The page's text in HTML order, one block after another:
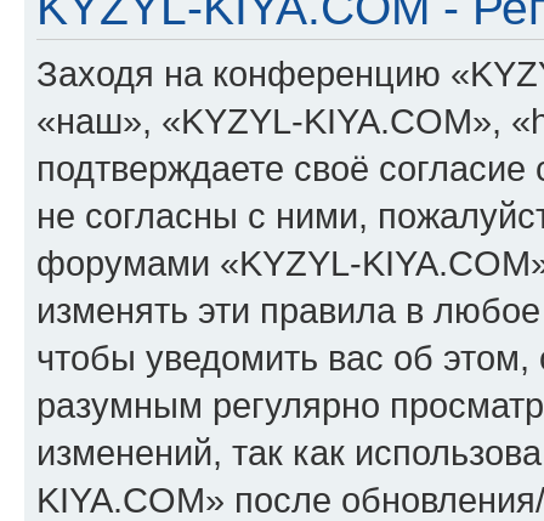
Заходя на конференцию
«наш», «KYZYL-KIYA.COM»,
подтверждаете своё
не согласны с ними,
форумами «KYZYL-
изменять эти правила в
чтобы уведомить вас об
разумным регулярно
изменений, так как
KIYA.COM» после